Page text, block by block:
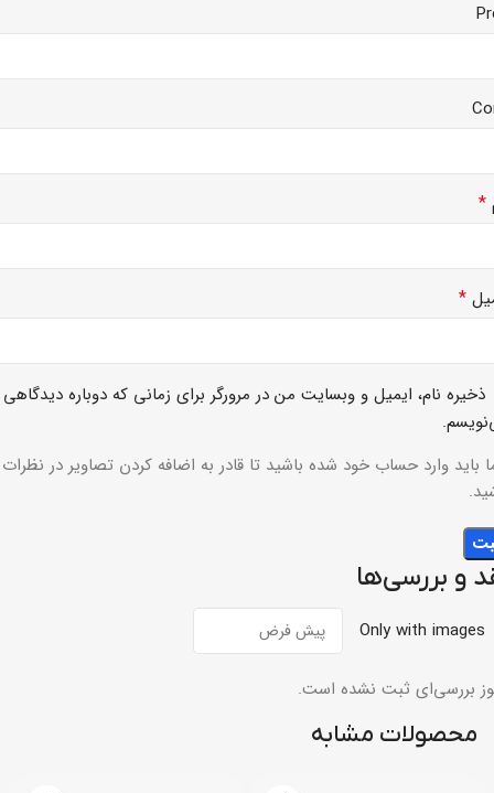
و بررسی‌ها
Only with images
بررسی‌ای ثبت نشده است.
*
*
ذخیره نام، ایمیل و وبسایت من در مرورگر برای زمانی که دوباره دیدگاهی
باید وارد حساب خود شده باشید تا قادر به اضافه کردن تصاویر در نظرات
محصولات مشابه